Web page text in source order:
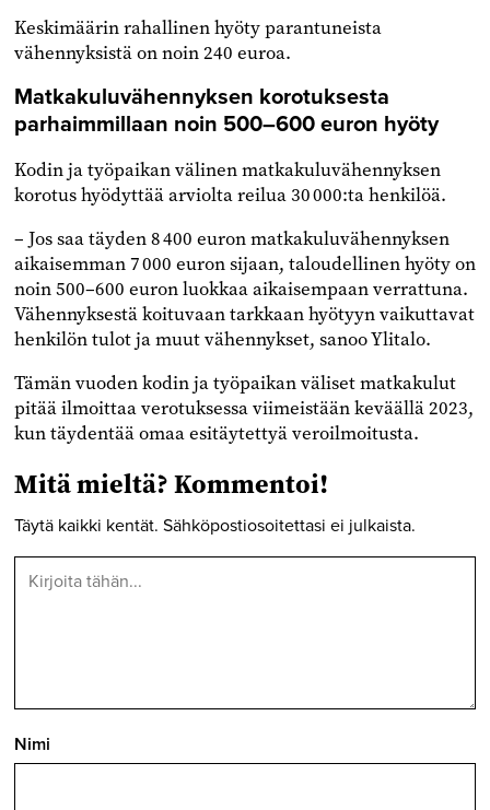
Keskimäärin rahallinen hyöty parantuneista
vähennyksistä on noin 240 euroa.
Matkakuluvähennyksen korotuksesta
parhaimmillaan noin 500–600 euron hyöty
Kodin ja työpaikan välinen matkakuluvähennyksen
korotus hyödyttää arviolta reilua 30 000:ta henkilöä.
– Jos saa täyden 8 400 euron matkakuluvähennyksen
aikaisemman 7 000 euron sijaan, taloudellinen hyöty on
noin 500–600 euron luokkaa aikaisempaan verrattuna.
Vähennyksestä koituvaan tarkkaan hyötyyn vaikuttavat
henkilön tulot ja muut vähennykset, sanoo Ylitalo.
Tämän vuoden kodin ja työpaikan väliset matkakulut
pitää ilmoittaa verotuksessa viimeistään keväällä 2023,
kun täydentää omaa esitäytettyä veroilmoitusta.
Mitä mieltä? Kommentoi!
Täytä kaikki kentät. Sähköpostiosoitettasi ei julkaista.
Nimi